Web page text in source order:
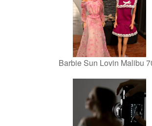
Barbie Sun Lovin Malibu